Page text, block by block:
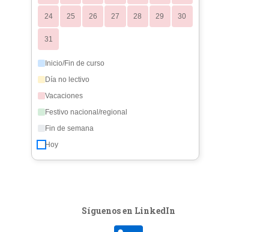
24 25 26 27 28 29 30
31
Inicio/Fin de curso
Día no lectivo
Vacaciones
Festivo nacional/regional
Fin de semana
Hoy
Síguenos en LinkedIn